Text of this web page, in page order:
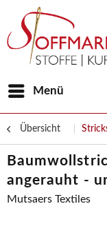
Menü
Übersicht
angerauht -
Mutsaers Textiles